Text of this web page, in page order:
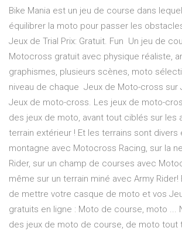
Bike Mania est un jeu de course dans
équilibrer la moto pour passer les
Jeux de Trial Prix: Gratuit. Fun Un jeu de
Motocross gratuit avec physique réaliste,
graphismes, plusieurs scènes, moto
niveau de chaque Jeux de Moto-cross sur
Jeux de moto-cross. Les jeux de moto-
des jeux de moto, avant tout ciblés sur les
terrain extérieur ! Et les terrains sont divers
montagne avec Motocross Racing, sur la
Rider, sur un champ de courses avec
même sur un terrain miné avec Army Rider!
de mettre votre casque de moto et vos
gratuits en ligne : Moto de course, moto ...
des jeux de moto de course, de moto tout